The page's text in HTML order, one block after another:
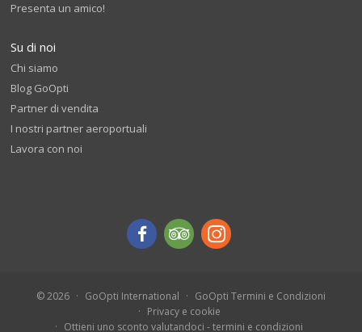
Presenta un amico!
Su di noi
Chi siamo
Blog GoOpti
Partner di vendita
I nostri partner aeroportuali
Lavora con noi
© 2026 GoOpti International
GoOpti Termini e Condizioni
Privacy e cookie
Ottieni uno sconto valutandoci - termini e condizioni